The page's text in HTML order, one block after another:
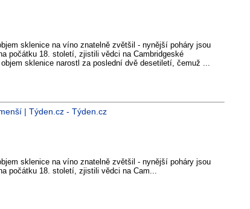
sklenice na víno znatelně zvětšil - nynější poháry jsou
počátku 18. století, zjistili vědci na Cambridgeské
sklenice narostl za poslední dvě desetiletí, čemuž ...
| Týden.cz - Týden.cz
sklenice na víno znatelně zvětšil - nynější poháry jsou
počátku 18. století, zjistili vědci na Cam...